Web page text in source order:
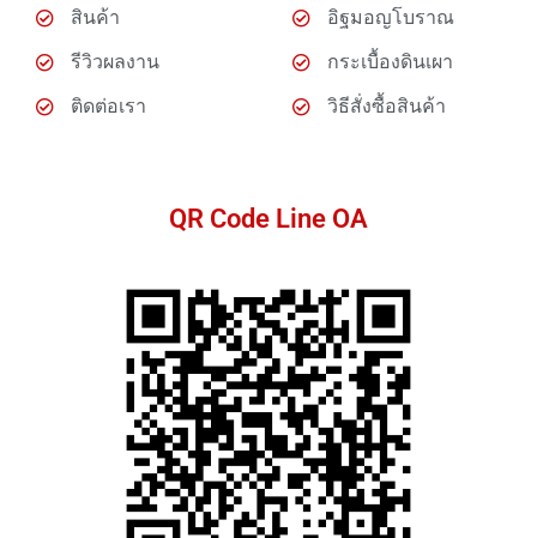
สินค้า
รีวิวผลงาน
ติดต่อเรา
อิฐมอญโบราณ
กระเบื้องดินเผา
วิธีสั่งซื้อสินค้า
QR Code Line OA